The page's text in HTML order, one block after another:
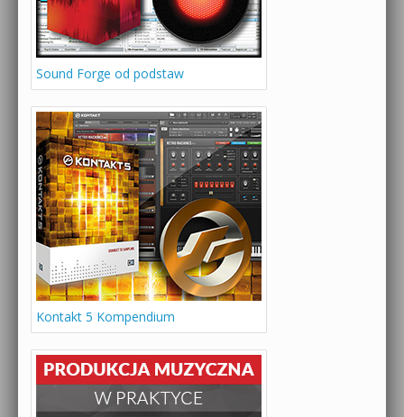
Sound Forge od podstaw
Kontakt 5 Kompendium